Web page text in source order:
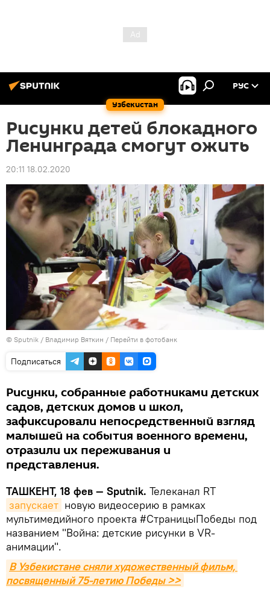
Узбекистан
РУС
Рисунки детей блокадного
Ленинграда смогут ожить
20:11 18.02.2020
© Sputnik / Владимир Вяткин / Перейти в фотобанк
Подписаться
Рисунки, собранные работниками детских
садов, детских домов и школ,
зафиксировали непосредственный взгляд
малышей на события военного времени,
отразили их переживания и
представления.
ТАШКЕНТ, 18 фев — Sputnik. Телеканал RT
запускает новую видеосерию в рамках
мультимедийного проекта #СтраницыПобеды под
названием "Война: детские рисунки в VR-
анимации".
В Узбекистане сняли художественный фильм,
посвященный 75-летию Победы >>